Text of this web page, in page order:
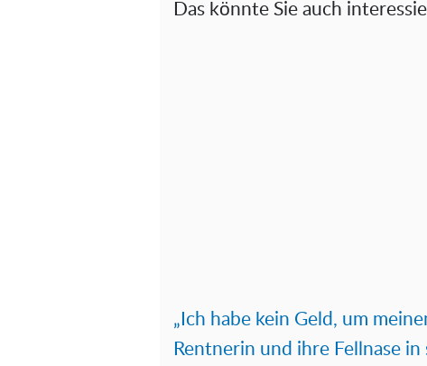
Das könnte Sie auch
„Ich habe kein Geld, um
Rentnerin und ihre Fellnase